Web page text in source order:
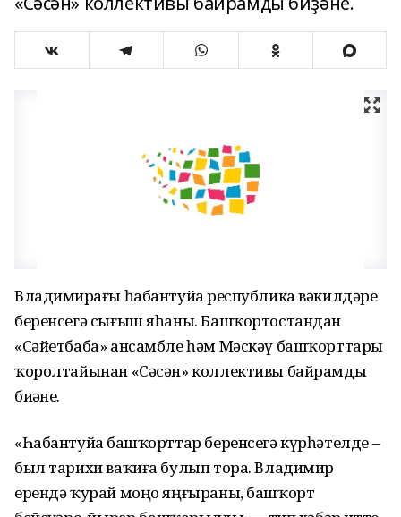
Владимирҙағы һабантуйҙа республика вәкилдәре
беренсегә сығыш яһаны. Башҡортостандан
«Сәйетбаба» ансамбле һәм Мәскәү башҡорттары
ҡоролтайынан «Сәсән» коллективы байрамды
биҙәне.
«Һабантуйҙа башҡорттар беренсегә күрһәтелде –
был тарихи ваҡиға булып тора. Владимир
ерендә ҡурай моңо яңғыраны, башҡорт